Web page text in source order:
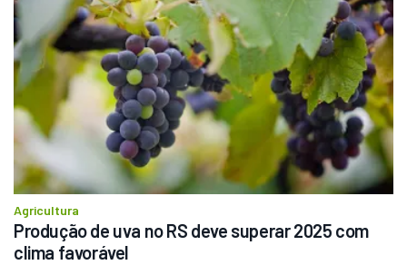
Agricultura
Produção de uva no RS deve superar 2025 com
clima favorável